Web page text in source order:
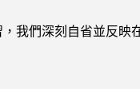
我們深刻自省並反映